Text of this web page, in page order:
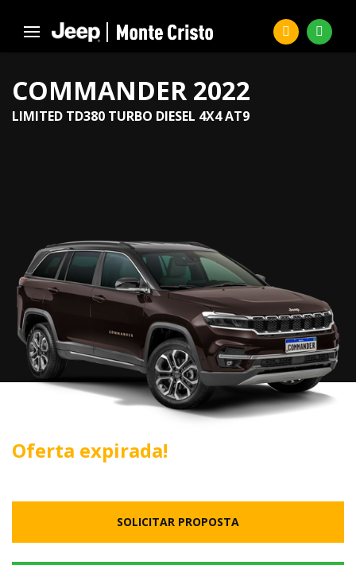
COMMANDER 2022
LIMITED TD380 TURBO DIESEL 4X4 AT9
Oferta expirada!
SOLICITAR PROPOSTA